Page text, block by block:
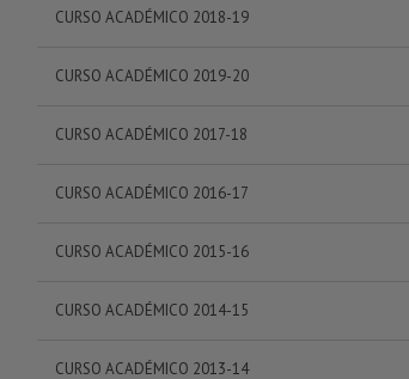
CURSO ACADÉMICO 2018-19
CURSO ACADÉMICO 2019-20
CURSO ACADÉMICO 2017-18
CURSO ACADÉMICO 2016-17
CURSO ACADÉMICO 2015-16
CURSO ACADÉMICO 2014-15
CURSO ACADÉMICO 2013-14